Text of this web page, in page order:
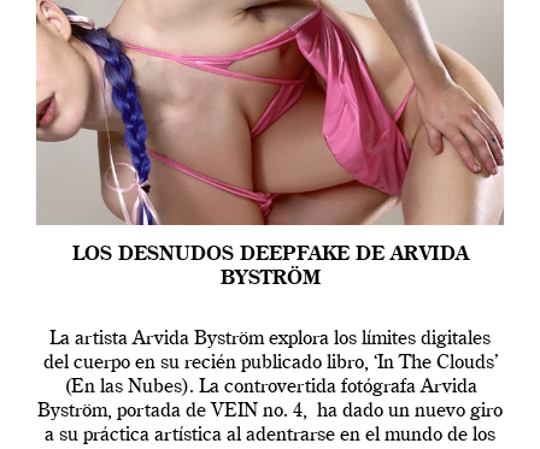
LOS DESNUDOS DEEPFAKE DE ARVIDA
BYSTRÖM
La artista Arvida Byström explora los límites digitales
del cuerpo en su recién publicado libro, ‘In The Clouds’
(En las Nubes). La controvertida fotógrafa Arvida
Byström, portada de VEIN no. 4, ha dado un nuevo giro
a su práctica artística al adentrarse en el mundo de los